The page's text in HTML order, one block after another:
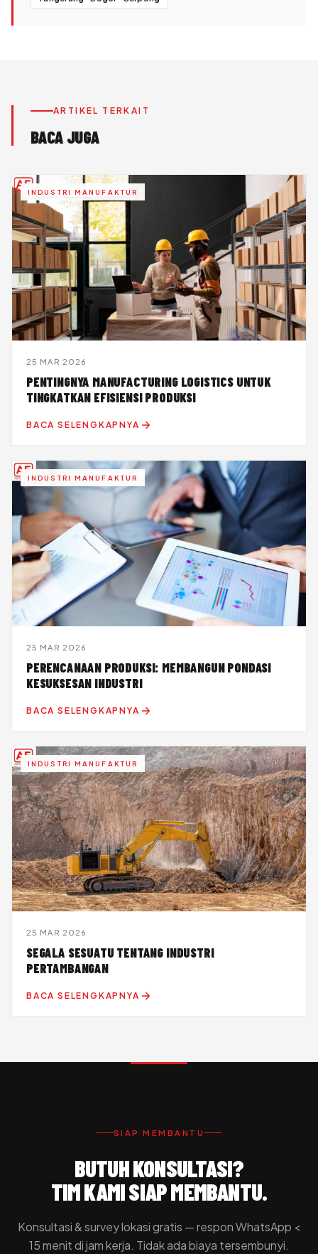
ARTIKEL TERKAIT
BACA JUGA
INDUSTRI MANUFAKTUR
25 MAR 2026
PENTINGNYA MANUFACTURING LOGISTICS UNTUK
TINGKATKAN EFISIENSI PRODUKSI
BACA SELENGKAPNYA
INDUSTRI MANUFAKTUR
25 MAR 2026
PERENCANAAN PRODUKSI: MEMBANGUN PONDASI
KESUKSESAN INDUSTRI
BACA SELENGKAPNYA
INDUSTRI MANUFAKTUR
25 MAR 2026
SEGALA SESUATU TENTANG INDUSTRI
PERTAMBANGAN
BACA SELENGKAPNYA
SIAP MEMBANTU
BUTUH KONSULTASI?
TIM KAMI SIAP MEMBANTU.
Konsultasi & survey lokasi gratis — respon WhatsApp <
15 menit di jam kerja. Tidak ada biaya tersembunyi.